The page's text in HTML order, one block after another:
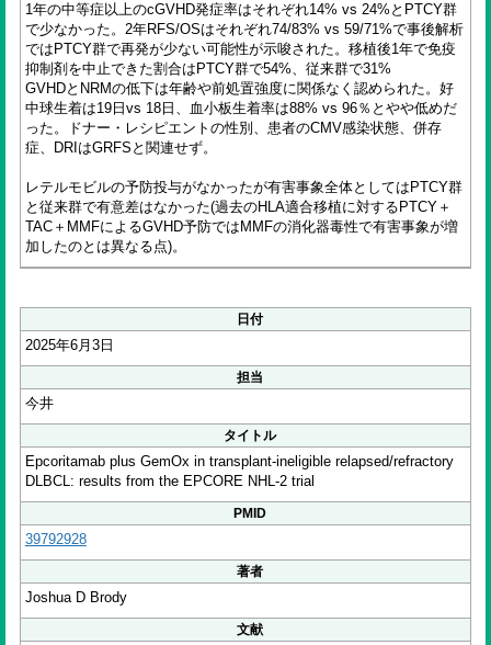
1年の中等症以上のcGVHD発症率はそれぞれ14% vs 24%とPTCY群
で少なかった。2年RFS/OSはそれぞれ74/83% vs 59/71%で事後解析
ではPTCY群で再発が少ない可能性が示唆された。移植後1年で免疫
抑制剤を中止できた割合はPTCY群で54%、従来群で31%
GVHDとNRMの低下は年齢や前処置強度に関係なく認められた。好
中球生着は19日vs 18日、血小板生着率は88% vs 96％とやや低めだ
った。ドナー・レシピエントの性別、患者のCMV感染状態、併存
症、DRIはGRFSと関連せず。
レテルモビルの予防投与がなかったが有害事象全体としてはPTCY群
と従来群で有意差はなかった(過去のHLA適合移植に対するPTCY＋
TAC＋MMFによるGVHD予防ではMMFの消化器毒性で有害事象が増
加したのとは異なる点)。
日付
2025年6月3日
担当
今井
タイトル
Epcoritamab plus GemOx in transplant-ineligible relapsed/refractory
DLBCL: results from the EPCORE NHL-2 trial
PMID
39792928
著者
Joshua D Brody
文献